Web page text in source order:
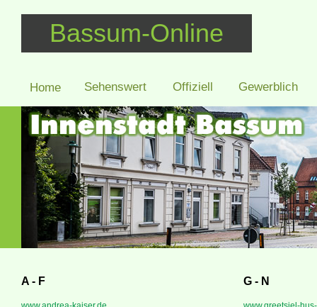
Bassum-Online
Home Sehenswert Offiziell Gewerblich
A - F G - N